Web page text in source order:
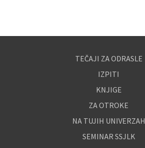
TEČAJI ZA ODRASLE
IZPITI
KNJIGE
ZA OTROKE
NA TUJIH UNIVERZAH
SEMINAR SSJLK